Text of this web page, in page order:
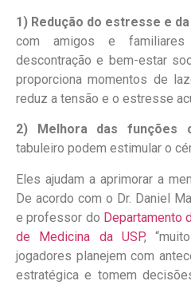
1) Redução do estresse e
com amigos e
descontração e bem-estar
proporciona momentos de
reduz a tensão e o estresse
2) Melhora das funções
tabuleiro podem estimular o
Eles ajudam a aprimorar a
De acordo com o Dr. Daniel
e professor do Departamento
de Medicina da USP,
jogadores planejem com
estratégica e tomem